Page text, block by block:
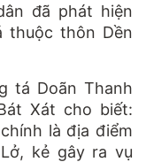
đã phát hiện
thuộc thôn Dền
tá Doãn Thanh
Xát cho biết:
là địa điểm
kẻ gây ra vụ